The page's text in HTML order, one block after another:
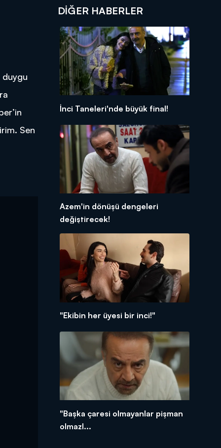
duygu
Sen
DIĞER HABERLER
İnci Taneleri'nde büyük final!
Azem'in dönüşü dengeleri
değiştirecek!
"Ekibin her üyesi bir inci!"
"Başka çaresi olmayanlar pişman
olmazl...